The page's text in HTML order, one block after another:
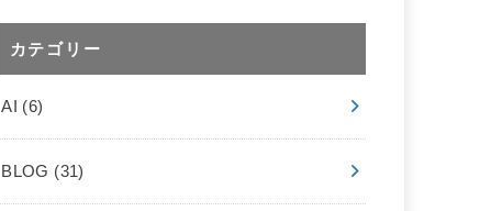
カテゴリー
AI (6)
BLOG (31)